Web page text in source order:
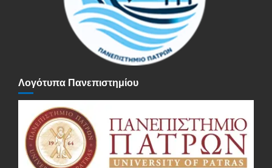
Λογότυπα Πανεπιστημίου